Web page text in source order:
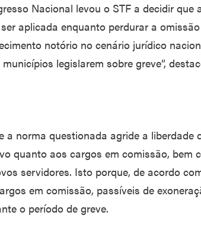
Nacional levou o STF a decidir que
aplicada enquanto perdurar a omissão
notório no cenário jurídico
legislarem sobre greve”,
a norma questionada agride a liberdade
quanto aos cargos em comissão, bem
servidores. Isto porque, de acordo
em comissão, passíveis de
o período de greve.